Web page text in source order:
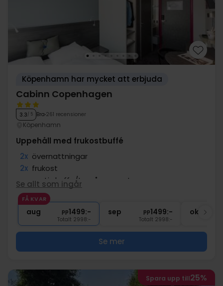
Köpenhamn har mycket att erbjuda
Cabinn Copenhagen
3.3/ 5 Bra 261 recensioner
Köpenhamn
Uppehåll med frukostbuffé
2x övernattningar
2x frukost
∞
gratis kaffe/te på rummet
∞ Gratis internet och parkering
∞ Centralt läge
Se allt som ingår
FÅ KVAR
aug pp1499:-
Totalt 2998:-
sep pp1499:-
Totalt 2998:-
okt
Se mer
Spara upp till25%